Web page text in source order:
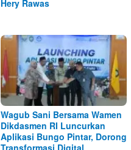
Hery Rawas
Wagub Sani Bersama Wamen
Dikdasmen RI Luncurkan
Aplikasi Bungo Pintar, Dorong